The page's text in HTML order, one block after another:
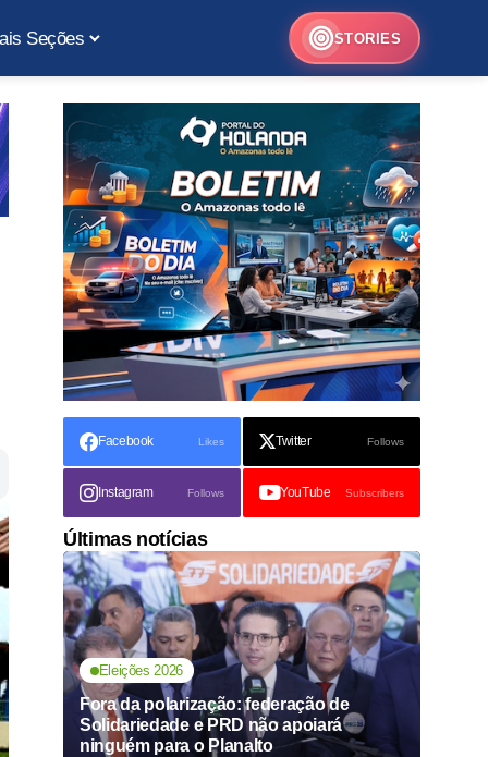
Seções STORIES
Facebook Likes Twitter Follows
Instagram Follows YouTube Subscribers
Últimas notícias
Eleições 2026
Fora da polarização: federação de
Solidariedade e PRD não apoiará
ninguém para o Planalto